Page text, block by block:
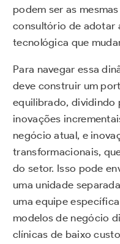
podem ser as
consultório de adotar
tecnológica que
Para navegar essa
deve construir um
equilibrado, dividindo
inovações
negócio atual, e
transformacionais,
do setor. Isso pode
uma unidade
uma equipe
modelos de negócio
clínicas de baixo